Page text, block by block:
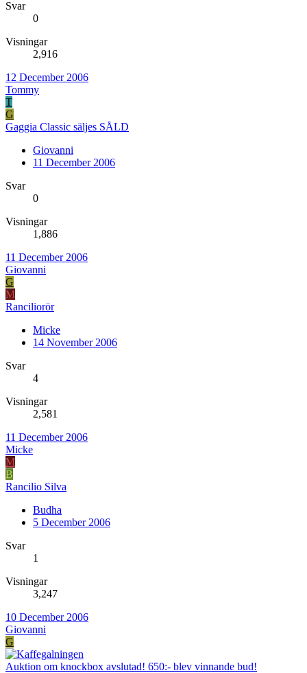
Svar
0
Visningar
2,916
12 December 2006
Tommy
T
G
Gaggia Classic säljes SÅLD
Giovanni
11 December 2006
Svar
0
Visningar
1,886
11 December 2006
Giovanni
G
M
Ranciliorör
Micke
14 November 2006
Svar
4
Visningar
2,581
11 December 2006
Micke
M
B
Rancilio Silva
Budha
5 December 2006
Svar
1
Visningar
3,247
10 December 2006
Giovanni
G
Auktion om knockbox avslutad! 650:- blev vinnande bud!